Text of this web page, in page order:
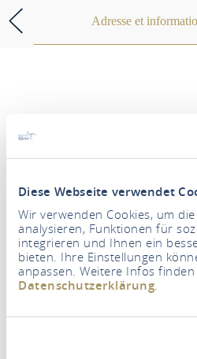
Diese Webseite verwendet
Wir verwenden Cookies, um
analysieren, Funktionen für
integrieren und Ihnen ein
bieten. Ihre Einstellungen
anpassen. Weitere Infos
Datenschutzerklärung
Adresse et
Drittanbieter
Taxi Singh und
Kirchstraße 12
65385 Rüdesheim am Rhein
info@taxi-singh-